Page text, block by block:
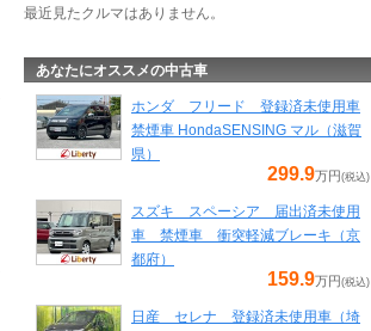
最近見たクルマはありません。
あなたにオススメの中古車
ホンダ フリード 登録済未使用車
禁煙車 HondaSENSING マル（滋賀
県）
299.9万円(税込)
スズキ スペーシア 届出済未使用
車 禁煙車 衝突軽減ブレーキ（京
都府）
159.9万円(税込)
日産 セレナ 登録済未使用車（埼